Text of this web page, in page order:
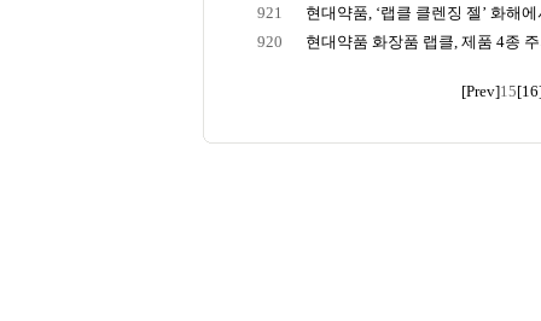
921
현대약품, ‘랩클 클렌징 젤’ 화해
920
현대약품 화장품 랩클, 제품 4종
[Prev]15